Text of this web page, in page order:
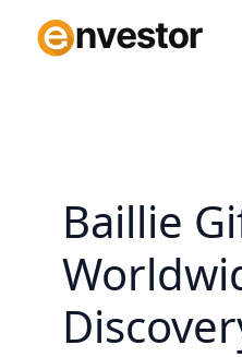
Inhalt
springen
Baillie